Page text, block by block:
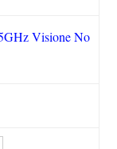
Visione No